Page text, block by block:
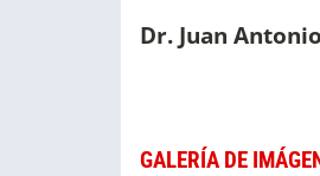
Dr. Juan
GALERÍA DE